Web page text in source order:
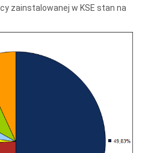
zainstalowanej w KSE stan na